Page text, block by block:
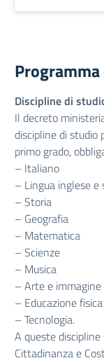
Discipline di
Il decreto
discipline di studio
primo grado,
– Italiano
– Lingua inglese
– Storia
– Geografia
– Matematica
– Scienze
– Musica
– Arte e immagine
– Educazione fisica
– Tecnologia.
A queste
Cittadinanza e